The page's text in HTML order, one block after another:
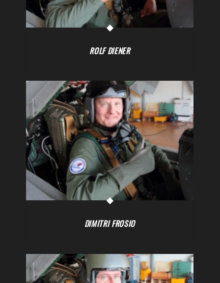
ROLF DIENER
DIMITRI FROSIO